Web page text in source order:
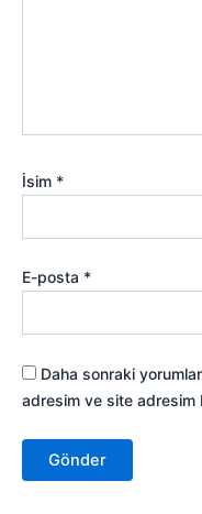
İsim *
E-posta *
Daha sonraki
adresim ve site adresim